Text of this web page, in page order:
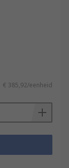
€ 385,92/eenheid